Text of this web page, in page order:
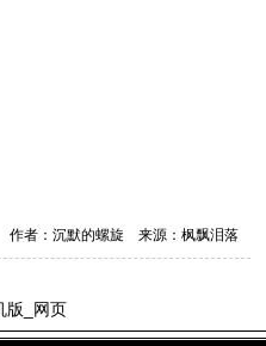
作者：沉默的螺旋 来源：枫飘泪落
版_网页